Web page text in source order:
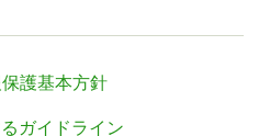
護基本方針
ガイドライン